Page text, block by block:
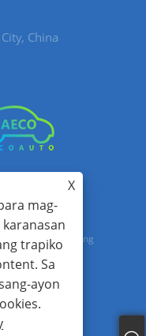
China
Co., Ltd. Lahat ng
jack Lin:+86-
X
mag-
trapiko
Sa
ayon